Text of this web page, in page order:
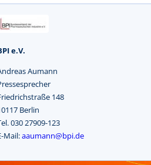
e.V.
Aumann
148
Berlin
030 27909-123
Mail:aaumann@bpi.de